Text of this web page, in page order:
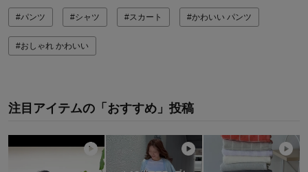
#パンツ #シャツ #スカート #かわいい パンツ
#おしゃれ かわいい
注目アイテムの「おすすめ」投稿